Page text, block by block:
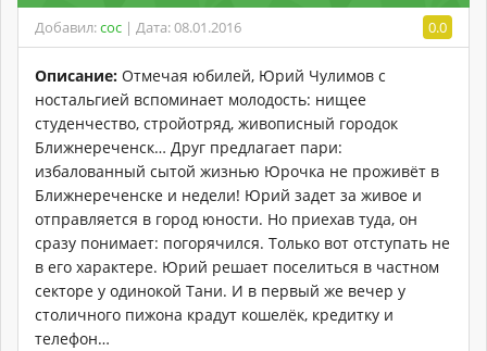
Добавил:coc | Дата: 08.01.2016 0.0
Описание: Отмечая юбилей, Юрий Чулимов с
ностальгией вспоминает молодость: нищее
студенчество, стройотряд, живописный городок
Ближнереченск… Друг предлагает пари:
избалованный сытой жизнью Юрочка не проживёт в
Ближнереченске и недели! Юрий задет за живое и
отправляется в город юности. Но приехав туда, он
сразу понимает: погорячился. Только вот отступать не
в его характере. Юрий решает поселиться в частном
секторе у одинокой Тани. И в первый же вечер у
столичного пижона крадут кошелёк, кредитку и
телефон…